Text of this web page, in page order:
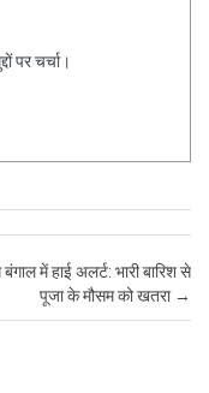
पर चर्चा।
में हाई अलर्ट: भारी बारिश से
पूजा के मौसम को खतरा →